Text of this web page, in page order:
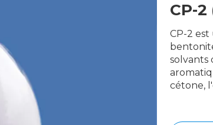
CP-
CP-2
solvants
cétone,